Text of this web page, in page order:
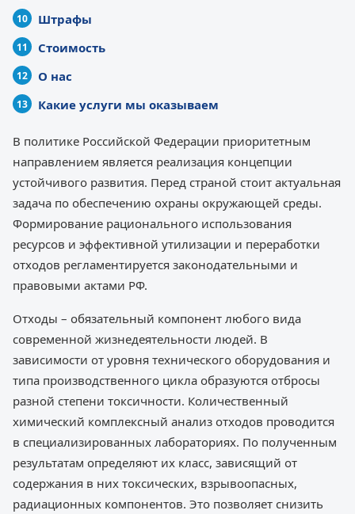
Штрафы
Стоимость
О нас
Какие услуги мы оказываем
В политике Российской Федерации приоритетным
направлением является реализация концепции
устойчивого развития. Перед страной стоит актуальная
задача по обеспечению охраны окружающей среды.
Формирование рационального использования
ресурсов и эффективной утилизации и переработки
отходов регламентируется законодательными и
правовыми актами РФ.
Отходы – обязательный компонент любого вида
современной жизнедеятельности людей. В
зависимости от уровня технического оборудования и
типа производственного цикла образуются отбросы
разной степени токсичности. Количественный
химический комплексный анализ отходов проводится
в специализированных лабораториях. По полученным
результатам определяют их класс, зависящий от
содержания в них токсических, взрывоопасных,
радиационных компонентов. Это позволяет снизить